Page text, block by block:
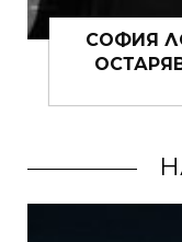
СОФИЯ